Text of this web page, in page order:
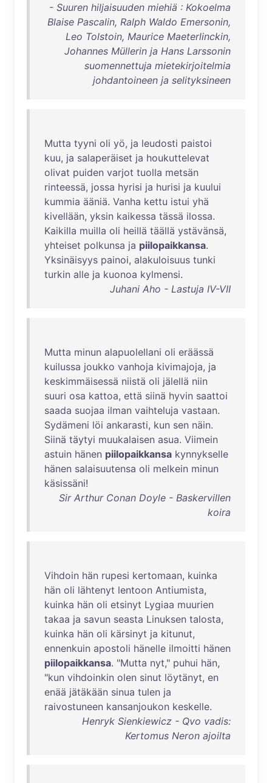
- Suuren hiljaisuuden miehiä : Kokoelma
Blaise Pascalin, Ralph Waldo Emersonin,
Leo Tolstoin, Maurice Maeterlinckin,
Johannes Müllerin ja Hans Larssonin
suomennettuja mietekirjoitelmia
johdantoineen ja selityksineen
Mutta tyyni oli yö, ja leudosti paistoi
kuu, ja salaperäiset ja houkuttelevat
olivat puiden varjot tuolla metsän
rinteessä, jossa hyrisi ja hurisi ja kuului
kummia ääniä. Vanha kettu istui yhä
kivellään, yksin kaikessa tässä ilossa.
Kaikilla muilla oli heillä täällä ystävänsä,
yhteiset polkunsa ja piilopaikkansa.
Yksinäisyys painoi, alakuloisuus tunki
turkin alle ja kuonoa kylmensi.
Juhani Aho - Lastuja IV-VII
Mutta minun alapuolellani oli eräässä
kuilussa joukko vanhoja kivimajoja, ja
keskimmäisessä niistä oli jälellä niin
suuri osa kattoa, että siinä hyvin saattoi
saada suojaa ilman vaihteluja vastaan.
Sydämeni löi ankarasti, kun sen näin.
Siinä täytyi muukalaisen asua. Viimein
astuin hänen piilopaikkansa kynnykselle
hänen salaisuutensa oli melkein minun
käsissäni!
Sir Arthur Conan Doyle - Baskervillen
koira
Vihdoin hän rupesi kertomaan, kuinka
hän oli lähtenyt lentoon Antiumista,
kuinka hän oli etsinyt Lygiaa muurien
takaa ja savun seasta Linuksen talosta,
kuinka hän oli kärsinyt ja kitunut,
ennenkuin apostoli hänelle ilmoitti hänen
piilopaikkansa. "Mutta nyt," puhui hän,
"kun vihdoinkin olen sinut löytänyt, en
enää jätäkään sinua tulen ja
raivostuneen kansanjoukon keskelle.
Henryk Sienkiewicz - Qvo vadis:
Kertomus Neron ajoilta